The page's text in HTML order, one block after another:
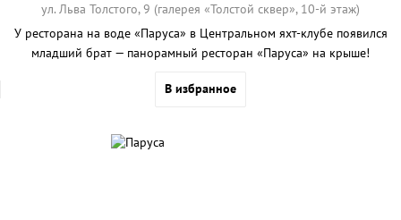
ул. Льва Толстого, 9 (галерея «Толстой сквер», 10-й этаж)
У ресторана на воде «Паруса» в Центральном яхт-клубе появился
младший брат — панорамный ресторан «Паруса» на крыше!
В избранное